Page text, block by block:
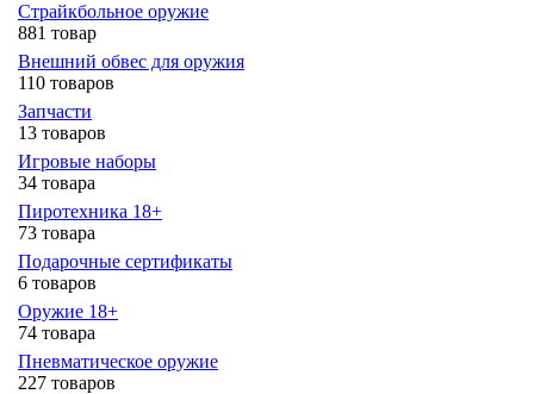
Страйкбольное оружие
881 товар
Внешний обвес для оружия
110 товаров
Запчасти
13 товаров
Игровые наборы
34 товара
Пиротехника 18+
73 товара
Подарочные сертификаты
6 товаров
Оружие 18+
74 товара
Пневматическое оружие
227 товаров